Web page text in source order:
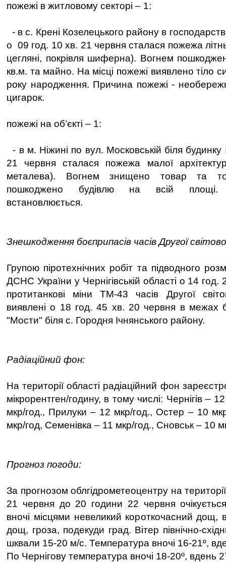
пожежі в житловому секторі – 1:
- в с. Крені Козелецького району в
о 09 год. 10 хв. 21 червня сталася пожежа
цегляні, покрівля шиферна). Вогнем
кв.м. та майно. На місці пожежі виявлено тіло
року народження. Причина пожежі -
цигарок.
пожежі на об’єкті – 1:
- в м. Ніжині по вул. Московській біля
21 червня сталася пожежа малої
металева). Вогнем знищено товар та
пошкоджено будівлю на всій площі.
встановлюється.
Знешкодження боєприпасів часів Другої
Групою піротехнічних робіт та підводного
ДСНС України у Чернігівській області о 14
протитанкові міни ТМ-43 часів Другої
виявлені о 18 год. 45 хв. 20 червня в межах
"Мости" біля с. Городня Ічнянського району.
Радіаційний фон:
На території області радіаційний фон
мікрорентген/годину, в тому числі: Чернігів –
мкр/год., Прилуки – 12 мкр/год., Остер – 10
мкр/год, Семенівка – 11 мкр/год., Сновськ – 10
Прогноз погоди:
За прогнозом облгідрометеоцентру на
21 червня до 20 години 22 червня
вночі місцями невеликий короткочасний дощ,
дощ, гроза, подекуди град. Вітер північно-
шквали 15-20 м/с. Температура вночі 16-21º,
По Чернігову температура вночі 18-20º, вдень